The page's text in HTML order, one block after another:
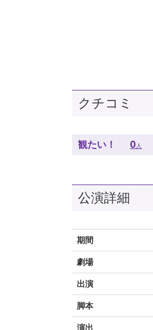
クチコミ
観たい！ 0 人
公演詳細
期間
劇場
出演
脚本
演出